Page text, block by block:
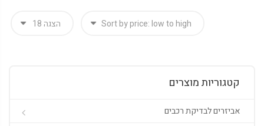
קטגוריות מוצרים
אביזרים לבדיקת רכבים